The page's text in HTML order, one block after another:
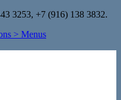
3253, +7 (916) 138 3832.
> Menus